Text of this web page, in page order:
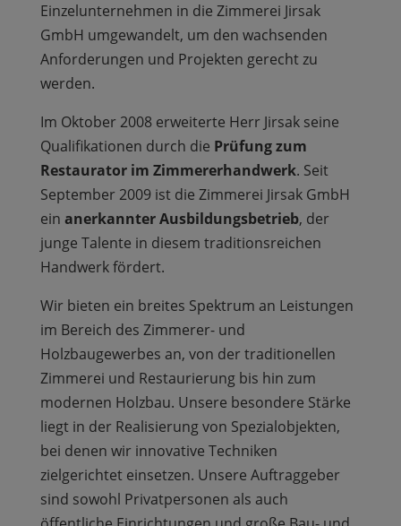
Einzelunternehmen in die Zimmerei Jirsak
GmbH umgewandelt, um den wachsenden
Anforderungen und Projekten gerecht zu
werden.
Im Oktober 2008 erweiterte Herr Jirsak seine
Qualifikationen durch die Prüfung zum
Restaurator im Zimmererhandwerk. Seit
September 2009 ist die Zimmerei Jirsak GmbH
ein anerkannter Ausbildungsbetrieb, der
junge Talente in diesem traditionsreichen
Handwerk fördert.
Wir bieten ein breites Spektrum an Leistungen
im Bereich des Zimmerer- und
Holzbaugewerbes an, von der traditionellen
Zimmerei und Restaurierung bis hin zum
modernen Holzbau. Unsere besondere Stärke
liegt in der Realisierung von Spezialobjekten,
bei denen wir innovative Techniken
zielgerichtet einsetzen. Unsere Auftraggeber
sind sowohl Privatpersonen als auch